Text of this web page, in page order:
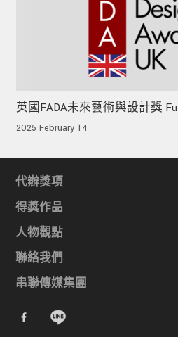
英國FADA未來藝術與設計獎
UK
2025 February 14
代辦獎項
得獎作品
人物觀點
聯絡我們
串聯傳媒集團